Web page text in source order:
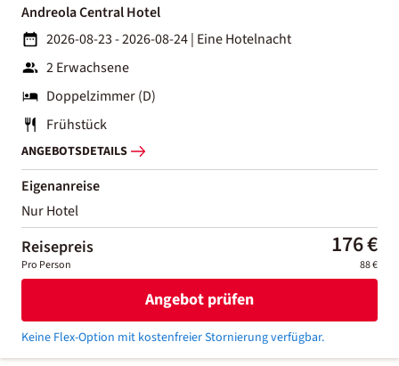
Andreola Central Hotel
2026-08-23 - 2026-08-24| Eine Hotelnacht
2 Erwachsene
Doppelzimmer (D)
Frühstück
ANGEBOTSDETAILS
Eigenanreise
Nur Hotel
Reisepreis 176 €
Pro Person 88 €
Angebot prüfen
Keine Flex-Option mit kostenfreier Stornierung verfügbar.